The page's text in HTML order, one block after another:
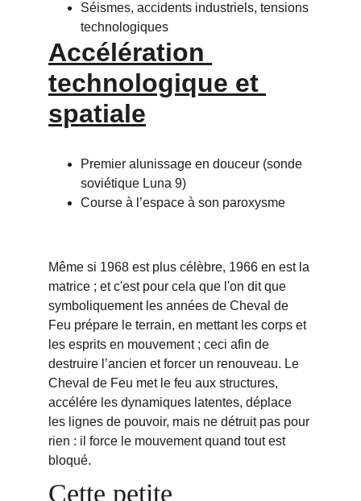
Séismes, accidents industriels, tensions
technologiques
Accélération
technologique et
spatiale
Premier alunissage en douceur (sonde
soviétique Luna 9)
Course à l’espace à son paroxysme
Même si 1968 est plus célèbre, 1966 en est la
matrice ; et c'est pour cela que l'on dit que
symboliquement les années de Cheval de
Feu prépare le terrain, en mettant les corps et
les esprits en mouvement ; ceci afin de
destruire l’ancien et forcer un renouveau. Le
Cheval de Feu met le feu aux structures,
accélére les dynamiques latentes, déplace
les lignes de pouvoir, mais ne détruit pas pour
rien : il force le mouvement quand tout est
bloqué.
Cette petite